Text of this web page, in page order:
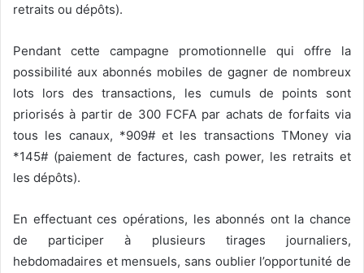
retraits ou dépôts).
Pendant cette campagne promotionnelle qui offre la
possibilité aux abonnés mobiles de gagner de nombreux
lots lors des transactions, les cumuls de points sont
priorisés à partir de 300 FCFA par achats de forfaits via
tous les canaux, *909# et les transactions TMoney via
*145# (paiement de factures, cash power, les retraits et
les dépôts).
En effectuant ces opérations, les abonnés ont la chance
de participer à plusieurs tirages journaliers,
hebdomadaires et mensuels, sans oublier l’opportunité de